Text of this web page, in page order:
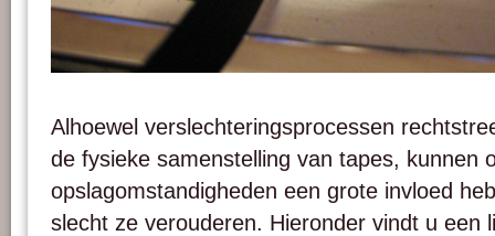
Alhoewel verslechteringsprocessen
de fysieke samenstelling van tapes, kunnen
opslagomstandigheden een grote invloed
slecht ze verouderen. Hieronder vindt u een